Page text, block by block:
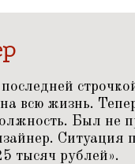
всю жизнь.
Был не
Ситуация
тысяч рублей».